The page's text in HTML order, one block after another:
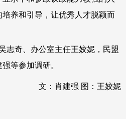
养和引导，让优秀人才脱颖而
奇、办公室主任王姣妮，民盟
等参加调研。
文：肖建强 图：王姣妮